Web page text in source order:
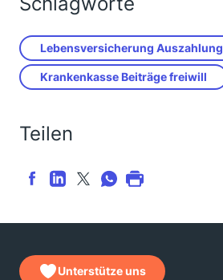
Lebensversicherung Auszahlung
Krankenkasse Beiträge freiwill
Teilen
Unterstütze uns